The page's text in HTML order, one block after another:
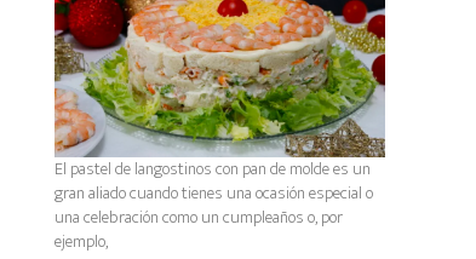
El pastel de langostinos con pan de molde es un
gran aliado cuando tienes una ocasión especial o
una celebración como un cumpleaños o, por
ejemplo,